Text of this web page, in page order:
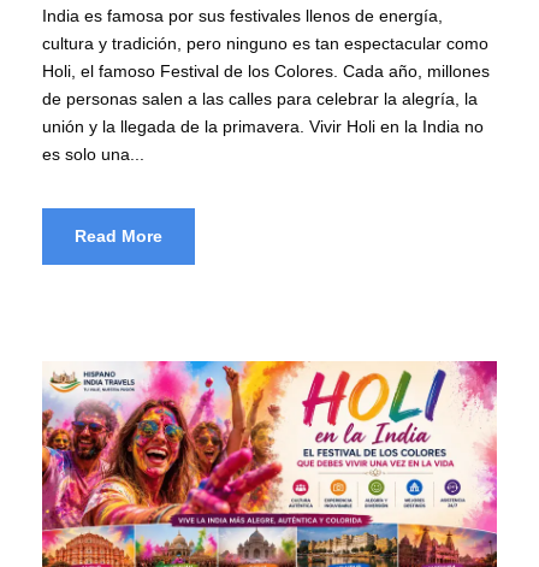
India es famosa por sus festivales llenos de energía,
cultura y tradición, pero ninguno es tan espectacular como
Holi, el famoso Festival de los Colores. Cada año, millones
de personas salen a las calles para celebrar la alegría, la
unión y la llegada de la primavera. Vivir Holi en la India no
es solo una...
Read More